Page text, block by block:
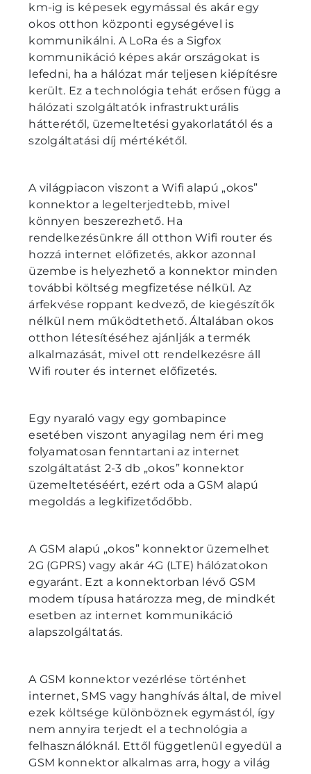
km-ig is képesek egymással és akár egy
okos otthon központi egységével is
kommunikálni. A LoRa és a Sigfox
kommunikáció képes akár országokat is
lefedni, ha a hálózat már teljesen kiépítésre
került. Ez a technológia tehát erősen függ a
hálózati szolgáltatók infrastrukturális
hátterétől, üzemeltetési gyakorlatától és a
szolgáltatási díj mértékétől.
A világpiacon viszont a Wifi alapú „okos”
konnektor a legelterjedtebb, mivel
könnyen beszerezhető. Ha
rendelkezésünkre áll otthon Wifi router és
hozzá internet előfizetés, akkor azonnal
üzembe is helyezhető a konnektor minden
további költség megfizetése nélkül. Az
árfekvése roppant kedvező, de kiegészítők
nélkül nem működtethető. Általában okos
otthon létesítéséhez ajánlják a termék
alkalmazását, mivel ott rendelkezésre áll
Wifi router és internet előfizetés.
Egy nyaraló vagy egy gombapince
esetében viszont anyagilag nem éri meg
folyamatosan fenntartani az internet
szolgáltatást 2-3 db „okos” konnektor
üzemeltetéséért, ezért oda a GSM alapú
megoldás a legkifizetődőbb.
A GSM alapú „okos” konnektor üzemelhet
2G (GPRS) vagy akár 4G (LTE) hálózatokon
egyaránt. Ezt a konnektorban lévő GSM
modem típusa határozza meg, de mindkét
esetben az internet kommunikáció
alapszolgáltatás.
A GSM konnektor vezérlése történhet
internet, SMS vagy hanghívás által, de mivel
ezek költsége különböznek egymástól, így
nem annyira terjedt el a technológia a
felhasználóknál. Ettől függetlenül egyedül a
GSM konnektor alkalmas arra, hogy a világ